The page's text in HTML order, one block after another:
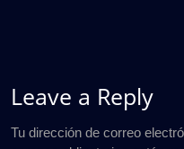
Leave a Reply
Tu dirección de correo